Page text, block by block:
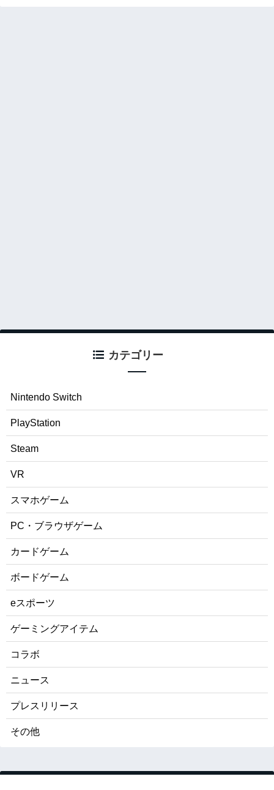
カテゴリー
Nintendo Switch
PlayStation
Steam
VR
スマホゲーム
PC・ブラウザゲーム
カードゲーム
ボードゲーム
eスポーツ
ゲーミングアイテム
コラボ
ニュース
プレスリリース
その他